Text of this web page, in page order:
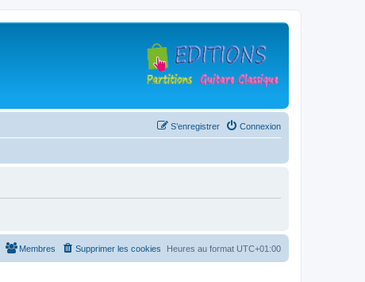
Connexion
S’enregistrer
Heures au format UTC+01:00
Supprimer les cookies
Membres